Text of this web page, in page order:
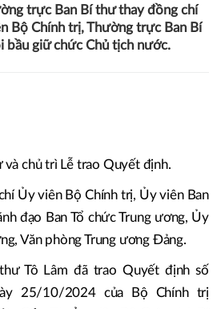
trực Ban Bí thư thay đồng chí
Bộ Chính trị, Thường trực Ban Bí
bầu giữ chức Chủ tịch nước.
và chủ trì Lễ trao Quyết định.
Ủy viên Bộ Chính trị, Ủy viên Ban
đạo Ban Tổ chức Trung ương, Ủy
Văn phòng Trung ương Đảng.
Tô Lâm đã trao Quyết định số
25/10/2024 của Bộ Chính trị